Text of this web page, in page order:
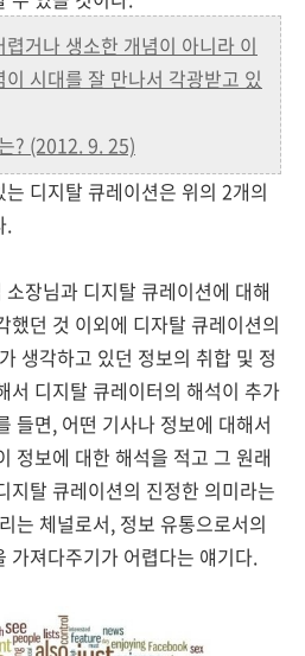
거나 생소한 개념이 아니라 이
시대를 잘 만나서 각광받고 있
? (2012. 9. 25)
디지탈 큐레이션은 위의 2개의
.
장님과 디지탈 큐레이션에 대해
했던 것 이외에 디자탈 큐레이션의
생각하고 있던 정보의 취합 및 정
서 디지탈 큐레이터의 해석이 추가
들면, 어떤 기사나 정보에 대해서
정보에 대한 해석을 적고 그 원래
지탈 큐레이션의 진정한 의미라는
는 체널로서, 정보 유통으로서의
가져다주기가 어렵다는 얘기다.